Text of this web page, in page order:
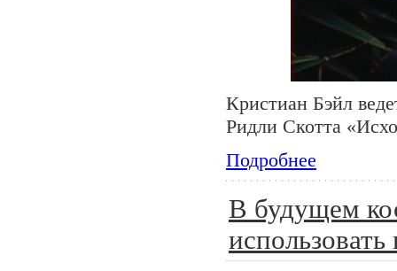
Кристиан Бэйл
Ридли Скотта
Подробнее
В будущем